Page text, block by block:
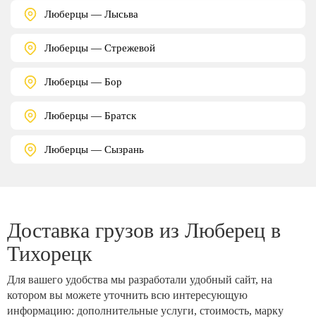
Люберцы — Лысьва
Люберцы — Стрежевой
Люберцы — Бор
Люберцы — Братск
Люберцы — Сызрань
Доставка грузов из Люберец в
Тихорецк
Для вашего удобства мы разработали удобный сайт, на
котором вы можете уточнить всю интересующую
информацию: дополнительные услуги, стоимость, марку